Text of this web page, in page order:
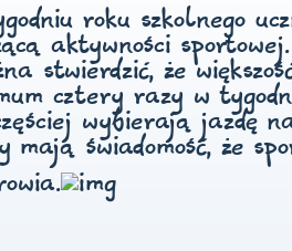
roku szkolnego
aktywności
stwierdzić, że
cztery razy w
wybierają jazdę
mają świadomość, że